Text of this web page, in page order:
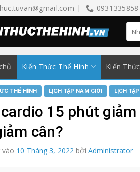
0931335858
Kiến Thức Thể Hình Kiến
THỂ HÌNH LỊCH TẬP NAM GIỚI LỊCH
15 phút
cân?
10 Tháng 3, 2022 bởi Administrator